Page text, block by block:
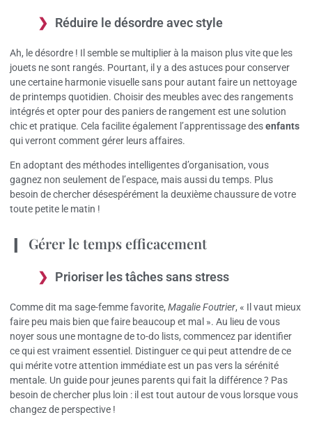
Réduire le désordre avec style
Ah, le désordre ! Il semble se multiplier à la maison plus vite que les
jouets ne sont rangés. Pourtant, il y a des astuces pour conserver
une certaine harmonie visuelle sans pour autant faire un nettoyage
de printemps quotidien. Choisir des meubles avec des rangements
intégrés et opter pour des paniers de rangement est une solution
chic et pratique. Cela facilite également l’apprentissage desenfants
qui verront comment gérer leurs affaires.
En adoptant des méthodes intelligentes d’organisation, vous
gagnez non seulement de l’espace, mais aussi du temps. Plus
besoin de chercher désespérément la deuxième chaussure de votre
toute petite le matin !
Gérer le temps efficacement
Prioriser les tâches sans stress
Comme dit ma sage-femme favorite, Magalie Foutrier, « Il vaut mieux
faire peu mais bien que faire beaucoup et mal ». Au lieu de vous
noyer sous une montagne de to-do lists, commencez par identifier
ce qui est vraiment essentiel. Distinguer ce qui peut attendre de ce
qui mérite votre attention immédiate est un pas vers la sérénité
mentale. Un guide pour jeunes parents qui fait la différence ? Pas
besoin de chercher plus loin : il est tout autour de vous lorsque vous
changez de perspective !